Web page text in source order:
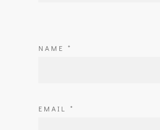
NAME *
EMAIL *